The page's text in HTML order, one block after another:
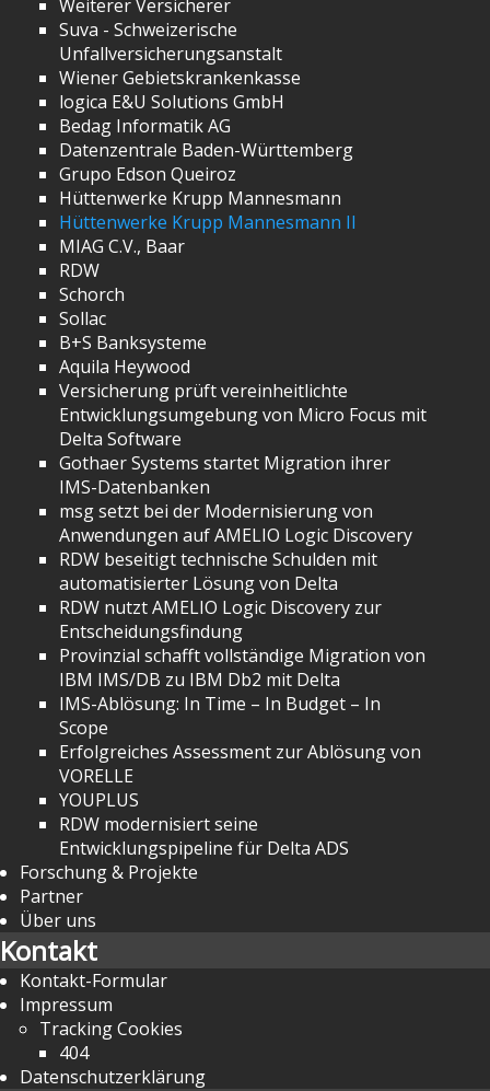
Weiterer Versicherer
Suva - Schweizerische
Unfallversicherungsanstalt
Wiener Gebietskrankenkasse
logica E&U Solutions GmbH
Bedag Informatik AG
Datenzentrale Baden-Württemberg
Grupo Edson Queiroz
Hüttenwerke Krupp Mannesmann
Hüttenwerke Krupp Mannesmann II
MIAG C.V., Baar
RDW
Schorch
Sollac
B+S Banksysteme
Aquila Heywood
Versicherung prüft vereinheitlichte
Entwicklungsumgebung von Micro Focus mit
Delta Software
Gothaer Systems startet Migration ihrer
IMS-Datenbanken
msg setzt bei der Modernisierung von
Anwendungen auf AMELIO Logic Discovery
RDW beseitigt technische Schulden mit
automatisierter Lösung von Delta
RDW nutzt AMELIO Logic Discovery zur
Entscheidungsfindung
Provinzial schafft vollständige Migration von
IBM IMS/DB zu IBM Db2 mit Delta
IMS-Ablösung: In Time – In Budget – In
Scope
Erfolgreiches Assessment zur Ablösung von
VORELLE
YOUPLUS
RDW modernisiert seine
Entwicklungspipeline für Delta ADS
Forschung & Projekte
Partner
Über uns
Kontakt
Kontakt-Formular
Impressum
Tracking Cookies
404
Datenschutzerklärung